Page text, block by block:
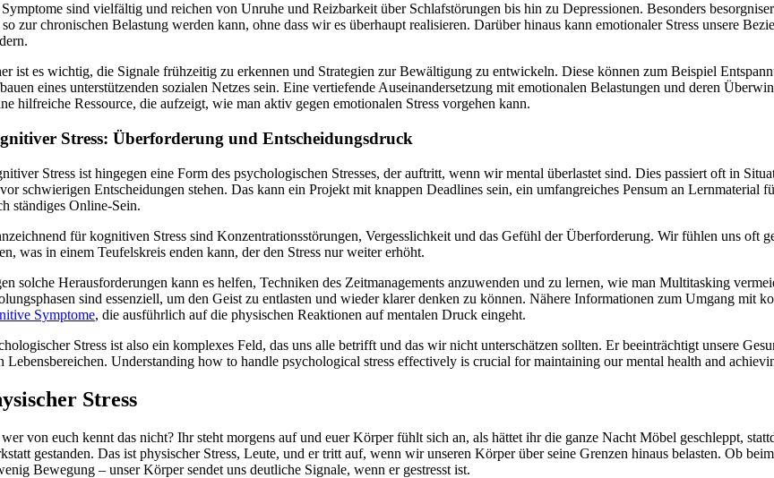
sind vielfältig und reichen von Unruhe und Reizbarkeit über Schlafstörungen bis hin zu Depressionen. Besonders
zur chronischen Belastung werden kann, ohne dass wir es überhaupt realisieren. Darüber hinaus kann emotionaler Stress unsere
ist es wichtig, die Signale frühzeitig zu erkennen und Strategien zur Bewältigung zu entwickeln. Diese können zum Beispiel
eines unterstützenden sozialen Netzes sein. Eine vertiefende Auseinandersetzung mit emotionalen Belastungen und deren
hilfreiche Ressource, die aufzeigt, wie man aktiv gegen emotionalen Stress vorgehen kann.
Stress: Überforderung und Entscheidungsdruck
Stress ist hingegen eine Form des psychologischen Stresses, der auftritt, wenn wir mental überlastet sind. Dies passiert oft in
schwierigen Entscheidungen stehen. Das kann ein Projekt mit knappen Deadlines sein, ein umfangreiches Pensum an Lernmaterial
ständiges Online-Sein.
für kognitiven Stress sind Konzentrationsstörungen, Vergesslichkeit und das Gefühl der Überforderung. Wir fühlen uns oft
was in einem Teufelskreis enden kann, der den Stress nur weiter erhöht.
solche Herausforderungen kann es helfen, Techniken des Zeitmanagements anzuwenden und zu lernen, wie man Multitasking
sind essenziell, um den Geist zu entlasten und wieder klarer denken zu können. Nähere Informationen zum Umgang mit
Symptome, die ausführlich auf die physischen Reaktionen auf mentalen Druck eingeht.
Stress ist also ein komplexes Feld, das uns alle betrifft und das wir nicht unterschätzen sollten. Er beeinträchtigt unsere
Lebensbereichen. Understanding how to handle psychological stress effectively is crucial for maintaining our mental health and
Stress
von euch kennt das nicht? Ihr steht morgens auf und euer Körper fühlt sich an, als hättet ihr die ganze Nacht Möbel geschleppt,
gestanden. Das ist physischer Stress, Leute, und er tritt auf, wenn wir unseren Körper über seine Grenzen hinaus belasten. Ob
Bewegung – unser Körper sendet uns deutliche Signale, wenn er gestresst ist.